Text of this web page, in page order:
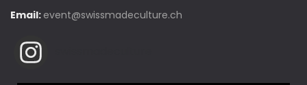
Email: event@swissmadeculture.ch